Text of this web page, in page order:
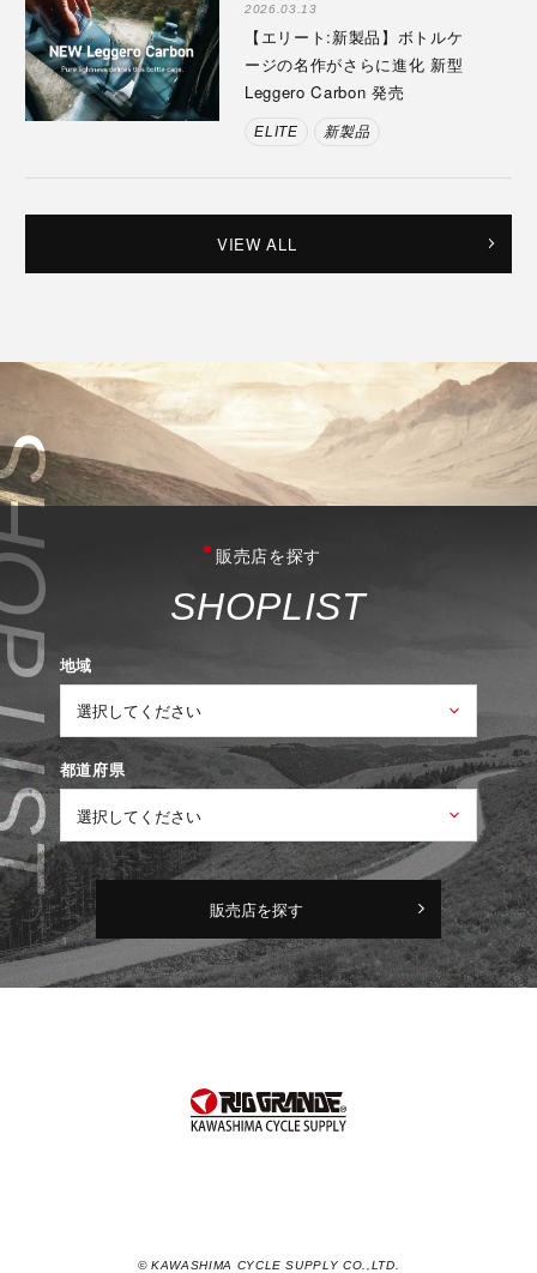
2026.03.13
【エリート:新製品】ボトルケ
ージの名作がさらに進化 新型
Leggero Carbon 発売
ELITE 新製品
VIEW ALL
販売店を探す
SHOPLIST
地域
都道府県
販売店を探す
© KAWASHIMA CYCLE SUPPLY CO.,LTD.